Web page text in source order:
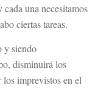
cada una necesitamos
ciertas tareas.
y siendo
disminuirá los
los imprevistos en el